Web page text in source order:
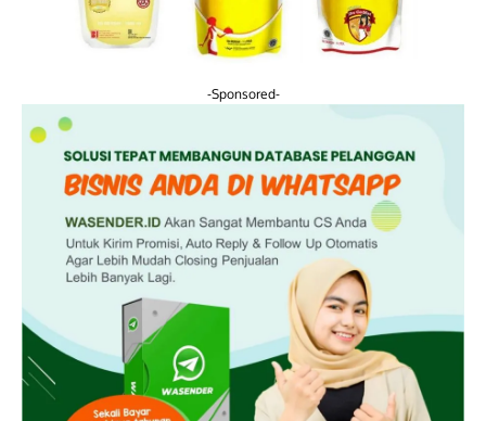
-Sponsored-